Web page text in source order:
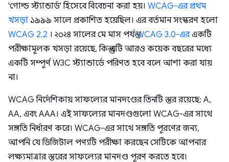
'গোল্ড স্ট্যান্ডার্ড' হিসেবে বিবেচনা করা হয়। WCAG-এর প্রথম
খসড়া ১৯৯৯ সালে প্রকাশিত হয়েছিল। এর বর্তমান সংস্করণ হলো
WCAG 2.2 । ২০২৪ সালের মে মাস পর্যন্তWCAG 3.0-এরএকটি
পরীক্ষামূলক খসড়া রয়েছে, কিন্তু এটি আরও কয়েক বছরের মধ্যে
একটি সম্পূর্ণ W3C স্ট্যান্ডার্ডে পরিণত হবে বলে আশা করা যায়
না।
WCAG নির্দেশিকায় সাফল্যের মানদণ্ডের তিনটি স্তর রয়েছে: A,
AA, এবং AAA। এই সাফল্যের মানদণ্ডগুলো WCAG-এর সাথে
সঙ্গতি নির্ধারণ করে। WCAG-এর সাথে সঙ্গতি পূরণের জন্য,
আপনি যে ডিজিটাল পণ্যটি পরীক্ষা করছেন সেটিকে আপনার
লক্ষ্যমাত্রার স্তরের সাফল্যের মানদণ্ড পূরণ করতে হবে।